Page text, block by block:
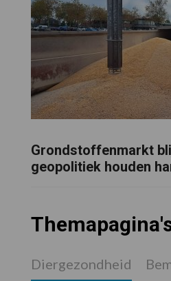
Grondstoffenmarkt
geopolitiek houden
Diergezondheid